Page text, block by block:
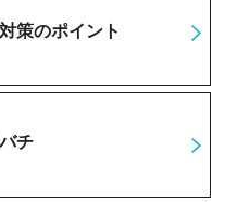
策のポイント
チ